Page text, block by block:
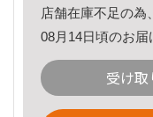
店舗在庫不足の為
08月14日頃のお届
受け